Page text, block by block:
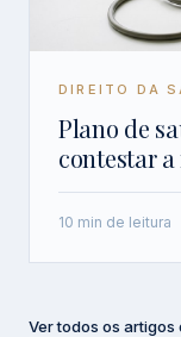
DIREITO DA
Plano de
contestar a
10 min de leitura
Ver todos os